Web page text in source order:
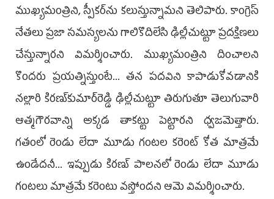
ముఖ్యమంత్రిని, స్పీకర్‌ను కలుస్తున్నామని తెలిపారు. కాంగ్రెస్
నేతలు ప్రజా సమస్యలను గాలికొదిలేసి ఢిల్లీచుట్టూ ప్రదక్షిణలు
చేస్తున్నారని విమర్శించారు. ముఖ్యమంత్రిని దించాలని
కొందరు ప్రయత్నిస్తుంటే... తన పదవిని కాపాడుకోవడానికి
నల్లారి కిరణ్‌కుమార్‌రెడ్డి ఢిల్లీచుట్టూ తిరుగుతూ తెలుగువారి
ఆత్మగౌరవాన్ని అక్కడ తాకట్టు పెట్టారని ధ్వజమెత్తారు.
గతంలో రెండు లేదా మూడు గంటల కరెంట్ కోత మాత్రమే
ఉండేదనీ... ఇప్పుడు కిరణ్ పాలనలో రెండు లేదా మూడు
గంటలు మాత్రమే కరెంటు వస్తోందని ఆమె విమర్శించారు.